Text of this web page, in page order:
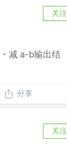
关注
- 减 a-b输出结
分享
关注